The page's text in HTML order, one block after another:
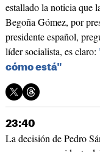
estallado la noticia que
Begoña Gómez, por
presidente español,
líder socialista, es claro:
cómo está"
23:40
La decisión de Pedro